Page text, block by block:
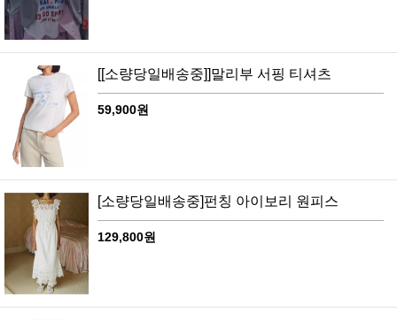
[[소량당일배송중]]말리부 서핑 티셔츠
59,900원
[소량당일배송중]펀칭 아이보리 원피스
129,800원